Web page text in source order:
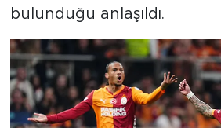
bulunduğu anlaşıldı.